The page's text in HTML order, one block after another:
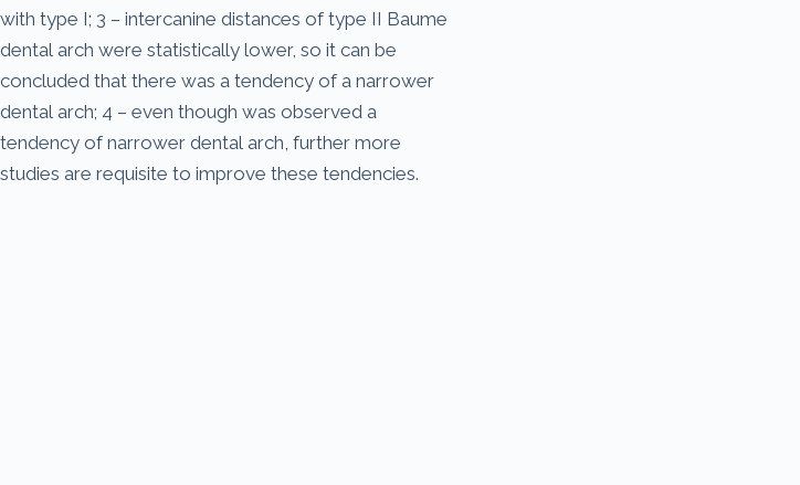
with type I; 3 – intercanine distances of type II Baume
dental arch were statistically lower, so it can be
concluded that there was a tendency of a narrower
dental arch; 4 – even though was observed a
tendency of narrower dental arch, further more
studies are requisite to improve these tendencies.